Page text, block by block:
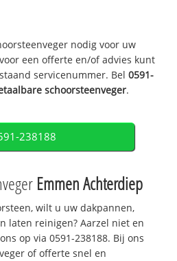
nodig voor uw
een offerte en/of advies kunt
servicenummer. Bel0591-
schoorsteenveger.
238188
Emmen Achterdiep
wilt u uw dakpannen,
laten reinigen? Aarzel niet en
op via 0591-238188. Bij ons
of offerte snel en